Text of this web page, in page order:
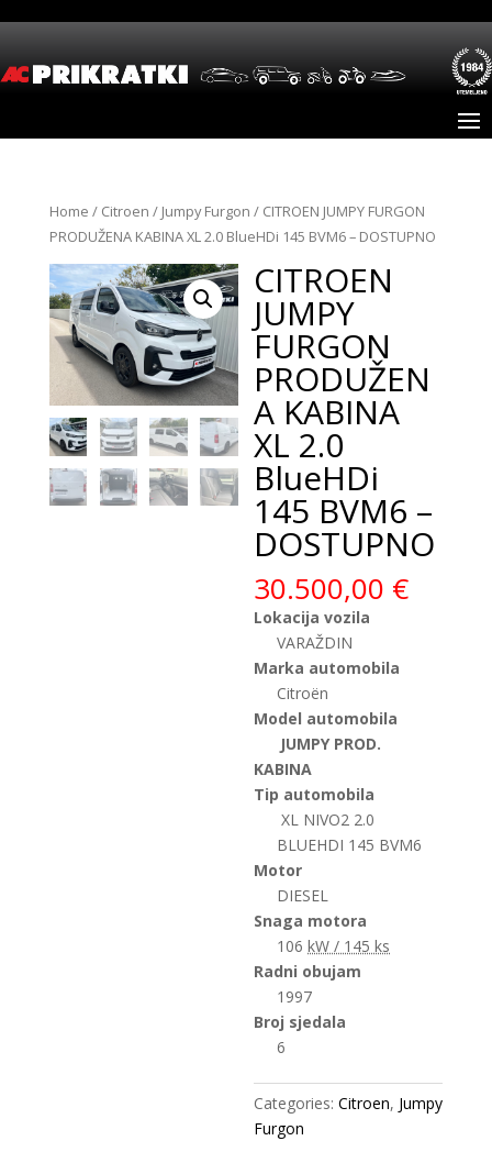
Home / Citroen / Jumpy Furgon / CITROEN JUMPY FURGON
PRODUŽENA KABINA XL 2.0 BlueHDi 145 BVM6 – DOSTUPNO
CITROEN
JUMPY
FURGON
PRODUŽEN
A KABINA
XL 2.0
BlueHDi
145 BVM6 –
DOSTUPNO
30.500,00 €
Lokacija vozila
VARAŽDIN
Marka automobila
Citroën
Model automobila
JUMPY PROD.
KABINA
Tip automobila
XL NIVO2 2.0
BLUEHDI 145 BVM6
Motor
DIESEL
Snaga motora
106kW / 145 ks
Radni obujam
1997
Broj sjedala
6
Categories:Citroen, Jumpy
Furgon